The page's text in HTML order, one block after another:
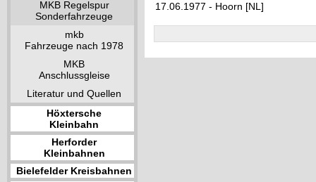
MKB Regelspur
Sonderfahrzeuge
mkb
Fahrzeuge nach 1978
MKB
Anschlussgleise
Literatur und Quellen
Höxtersche
Kleinbahn
Herforder
Kleinbahnen
Bielefelder Kreisbahnen
17.06.1977 - Hoorn [NL]